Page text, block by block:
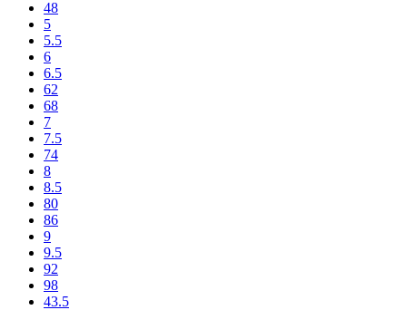
48
5
5.5
6
6.5
62
68
7
7.5
74
8
8.5
80
86
9
9.5
92
98
43.5